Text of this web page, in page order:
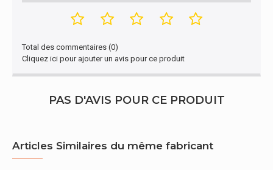
Total des commentaires (0)
Cliquez ici pour ajouter un avis pour ce produit
PAS D'AVIS POUR CE PRODUIT
Articles Similaires du même fabricant